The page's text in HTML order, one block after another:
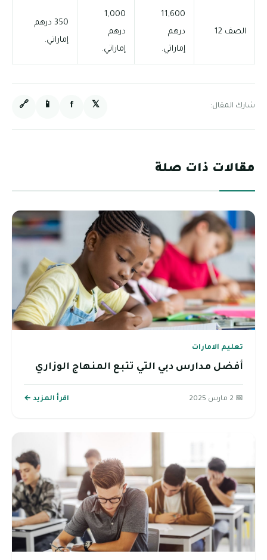
الصف 12
11,600
درهم
إماراتي.
1,000
درهم
إماراتي.
350 درهم
إماراتي.
شارك المقال: 𝕏
f
📱
🔗
مقالات ذات صلة
تعليم الامارات
أفضل مدارس دبي التي تتبع المنهاج الوزاري
📅 2 مارس 2025 اقرأ المزيد ←